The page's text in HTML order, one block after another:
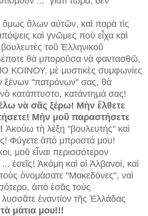
ὅλων αὐτῶν, καὶ παρὰ τὶς
καὶ γνῶμες ποὺ εἶχα καὶ
τοῦ Ἑλληνικοῦ
θὰ μποροῦσα νὰ φαντασθῶ,
ΚΟΙΝΟΥ, μὲ μυστικὲς συμφωνίες
ξένων "πατρόνων" σας, θὰ
κατάπτυστο, κατάντημά σας!
νὰ σᾶς ξέρω! Μὴν ἔλθετε
Μὴν μοῦ παραστήσετε
Ἀκούω τὴ λέξη "βουλευτής" καὶ
Φύγετε ἀπὸ μπροστά μου!
μοῦ εἶναι περισσότερον
ἐσεῖς! Ἀκόμη καὶ οἱ Ἀλβανοί, καὶ
ὀνομάσατε "Μακεδόνες", ναὶ
ἀπὸ ἐσᾶς τοὺς
ἐναντίον τῆς Ἑλλάδας
μάτια μου!!!